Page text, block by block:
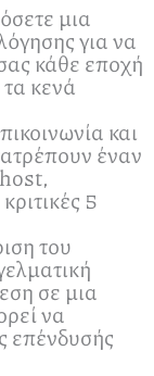
μια
για να
κάθε εποχή
κενά
και
έναν
5
του
σε μια
να
επένδυσής